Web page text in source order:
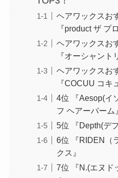
ヘアワックスお
『product ザ プ
ヘアワックスお
『オーシャント
ヘアワックスお
『COCUU コキ
4位 『Aesop(イ
フ ヘアーバーム』
5位 『Depth(デ
6位 『RIDEN（
クス』
7位 『N.(エヌド